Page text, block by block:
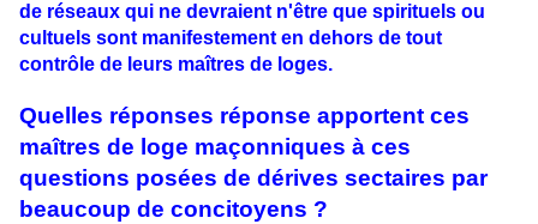
de réseaux qui ne devraient n'être que spirituels ou
cultuels sont manifestement en dehors de tout
contrôle de leurs maîtres de loges.
Quelles réponses réponse apportent ces
maîtres de loge maçonniques à ces
questions posées de dérives sectaires par
beaucoup de concitoyens ?